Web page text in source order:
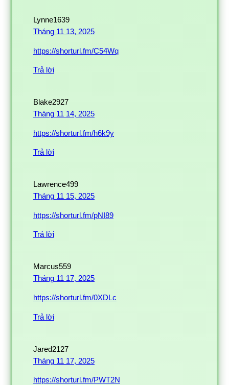
Lynne1639
Tháng 11 13, 2025
https://shorturl.fm/C54Wq
Trả lời
Blake2927
Tháng 11 14, 2025
https://shorturl.fm/h6k9y
Trả lời
Lawrence499
Tháng 11 15, 2025
https://shorturl.fm/pNI89
Trả lời
Marcus559
Tháng 11 17, 2025
https://shorturl.fm/0XDLc
Trả lời
Jared2127
Tháng 11 17, 2025
https://shorturl.fm/PWT2N